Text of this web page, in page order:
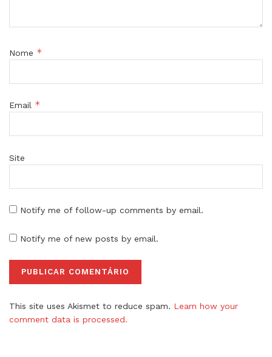
Nome *
Email *
Site
Notify me of follow-up comments by email.
Notify me of new posts by email.
This site uses Akismet to reduce spam. Learn how your
comment data is processed.